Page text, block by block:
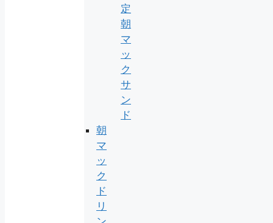
定
朝
マ
ッ
ク
サ
ン
ド
朝
マ
ッ
ク
ド
リ